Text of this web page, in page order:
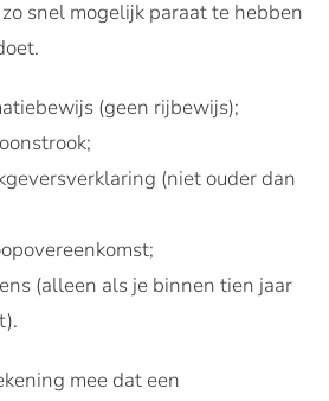
snel mogelijk paraat te hebben
(geen rijbewijs);
(niet ouder dan
(alleen als je binnen tien jaar
mee dat een